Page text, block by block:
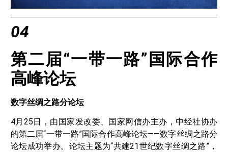
04
第二届“一带一路”国际合作
高峰论坛
数字丝绸之路分论坛
4月25日，由国家发改委、国家网信办主办，中经社协办
的第二届“一带一路”国际合作高峰论坛——数字丝绸之路分
论坛成功举办。论坛主题为“共建21世纪数字丝绸之路”，